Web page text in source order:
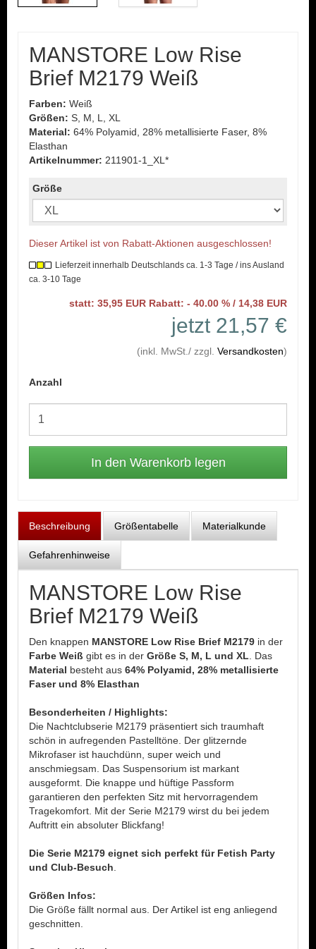
MANSTORE Low Rise
Brief M2179 Weiß
Farben: Weiß
Größen: S, M, L, XL
Material: 64% Polyamid, 28% metallisierte Faser, 8%
Elasthan
Artikelnummer: 211901-1_XL*
Größe
Dieser Artikel ist von Rabatt-Aktionen ausgeschlossen!
Lieferzeit innerhalb Deutschlands ca. 1-3 Tage / ins Ausland
ca. 3-10 Tage
statt: 35,95 EUR Rabatt: - 40.00 % / 14,38 EUR
jetzt 21,57 €
(inkl. MwSt./ zzgl. Versandkosten)
Anzahl
Beschreibung Größentabelle Materialkunde
Gefahrenhinweise
MANSTORE Low Rise
Brief M2179 Weiß
Den knappen MANSTORE Low Rise Brief M2179 in der
Farbe Weiß gibt es in der Größe S, M, L und XL . Das
Material besteht aus 64% Polyamid, 28% metallisierte
Faser und 8% Elasthan
Besonderheiten / Highlights:
Die Nachtclubserie M2179 präsentiert sich traumhaft
schön in aufregenden Pastelltöne. Der glitzernde
Mikrofaser ist hauchdünn, super weich und
anschmiegsam. Das Suspensorium ist markant
ausgeformt. Die knappe und hüftige Passform
garantieren den perfekten Sitz mit hervorragendem
Tragekomfort. Mit der Serie M2179 wirst du bei jedem
Auftritt ein absoluter Blickfang!
Die Serie M2179 eignet sich perfekt für Fetish Party
und Club-Besuch
Größen Infos:
Die Größe fällt normal aus. Der Artikel ist eng anliegend
geschnitten.